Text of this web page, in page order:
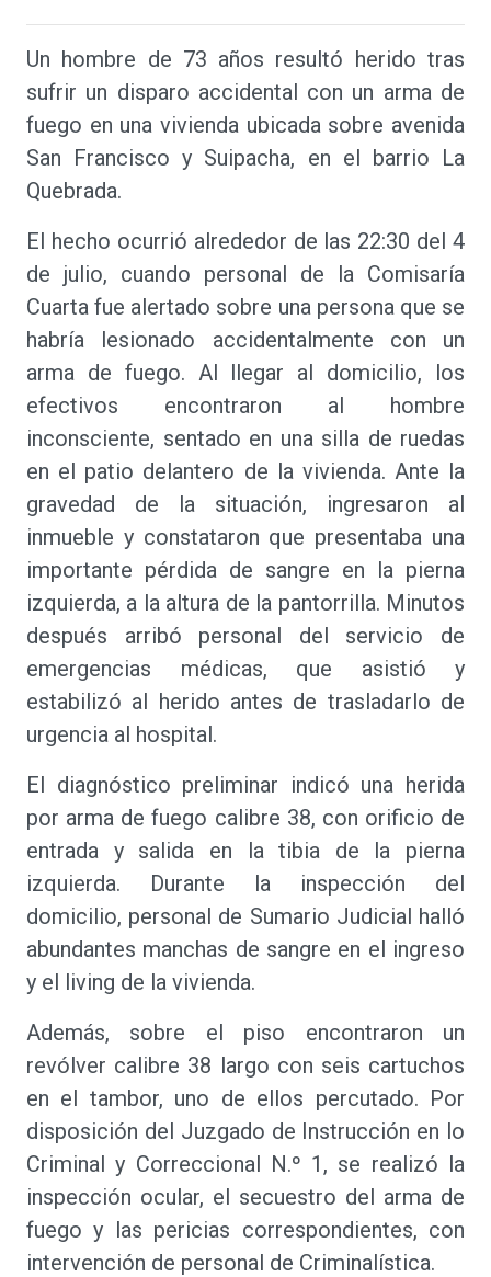
Un hombre de 73 años resultó herido tras
sufrir un disparo accidental con un arma de
fuego en una vivienda ubicada sobre avenida
San Francisco y Suipacha, en el barrio La
Quebrada.
El hecho ocurrió alrededor de las 22:30 del 4
de julio, cuando personal de la Comisaría
Cuarta fue alertado sobre una persona que se
habría lesionado accidentalmente con un
arma de fuego. Al llegar al domicilio, los
efectivos encontraron al hombre
inconsciente, sentado en una silla de ruedas
en el patio delantero de la vivienda. Ante la
gravedad de la situación, ingresaron al
inmueble y constataron que presentaba una
importante pérdida de sangre en la pierna
izquierda, a la altura de la pantorrilla. Minutos
después arribó personal del servicio de
emergencias médicas, que asistió y
estabilizó al herido antes de trasladarlo de
urgencia al hospital.
El diagnóstico preliminar indicó una herida
por arma de fuego calibre 38, con orificio de
entrada y salida en la tibia de la pierna
izquierda. Durante la inspección del
domicilio, personal de Sumario Judicial halló
abundantes manchas de sangre en el ingreso
y el living de la vivienda.
Además, sobre el piso encontraron un
revólver calibre 38 largo con seis cartuchos
en el tambor, uno de ellos percutado. Por
disposición del Juzgado de Instrucción en lo
Criminal y Correccional N.º 1, se realizó la
inspección ocular, el secuestro del arma de
fuego y las pericias correspondientes, con
intervención de personal de Criminalística.